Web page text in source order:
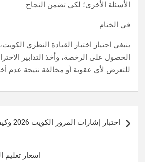
الأسئلة الأخرى؛ لكي تضمن النجاح.
في الختام
ينبغي اجتياز اختبار القيادة النظري
الحصول على الرخصة، وأخذ التدابير
للتعرض لأي عقوبة أو مخالفة نتيجة عدم
المقالات
اختبار إشارات المرور الكويت 2026 وكيفية اجتيازه
اسعار تعليم